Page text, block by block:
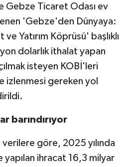
Gebze Ticaret Odası ev
'Gebze'den Dünyaya:
Yatırım Köprüsü' başlıklı
dolarlık ithalat yapan
isteyen KOBİ'leri
izlenmesi gereken yol
barındırıyor
verilere göre, 2025 yılında
ihracat 16,3 milyar